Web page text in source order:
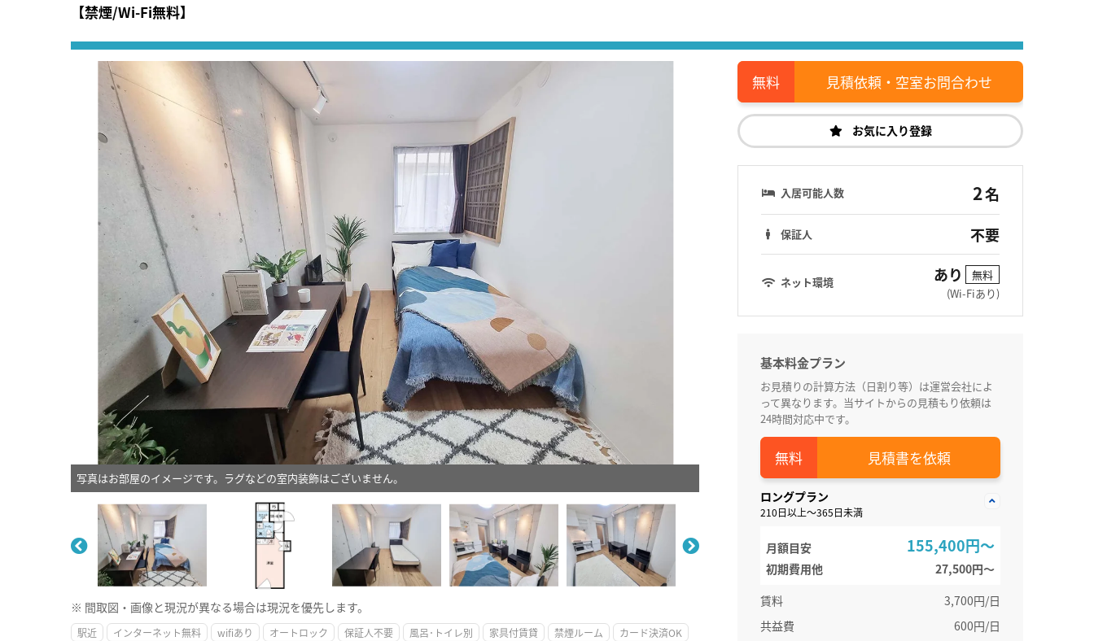
【禁煙/Wi-Fi無料】
写真はお部屋のイメージです。ラグなどの室内装飾はございません。
※ 間取図・画像と現況が異なる場合は現況を優先します。
駅近 インターネット無料 wifiあり オートロック 保証人不要 風呂･トイレ別 家具付賃貸 禁煙ルーム
カード決済OK
見積依頼・空室お問合わせ
お気に入り登録
入居可能人数 2名
保証人 不要
ネット環境 あり
無料
(Wi-Fiあり)
基本料金プラン
お見積りの計算方法（日割り等）は運営会社によ
って異なります。当サイトからの見積もり依頼は
24時間対応中です。
見積書を依頼
ロングプラン
210日以上～365日未満
月額目安 155,400円～
初期費用他
27,500円〜
賃料
3,700円/日
共益費
600円/日